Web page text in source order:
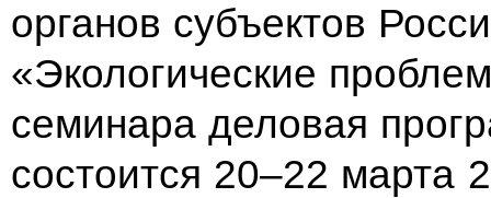
органов субъектов
«Экологические
семинара деловая
состоится 20–22 марта